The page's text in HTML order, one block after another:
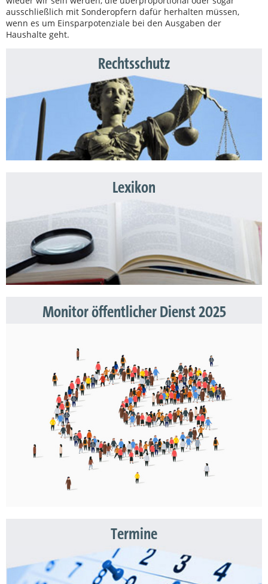
ausschließlich mit Sonderopfern dafür herhalten müssen,
wenn es um Einsparpotenziale bei den Ausgaben der
Haushalte geht.
Rechtsschutz
Lexikon
Monitor öffentlicher Dienst 2025
Termine